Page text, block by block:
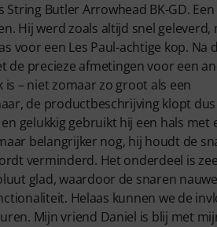
Butler Arrowhead BK-GD. Een
Hij werd zoals altijd snel geleverd,
voor een Les Paul-achtige kop. Na
de precieze afmetingen voor een
– niet zomaar zo groot als een
de productbeschrijving klopt
gelukkig gebruikt hij een hals met
belangrijker nog, hij houdt de
verminderd. Het onderdeel is
glad, waardoor de snaren
Helaas kunnen we de
Mijn vriend Daniel is blij met